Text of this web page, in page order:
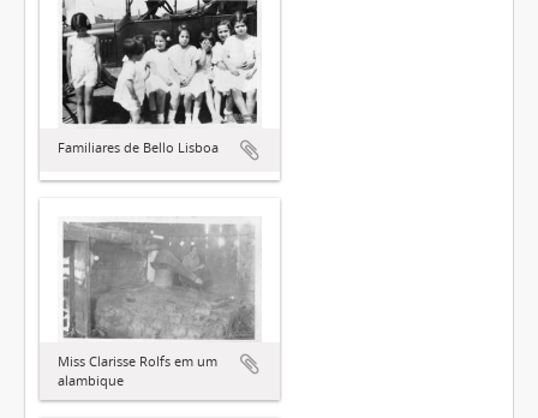
Familiares de Bello Lisboa
Miss Clarisse Rolfs em um
alambique